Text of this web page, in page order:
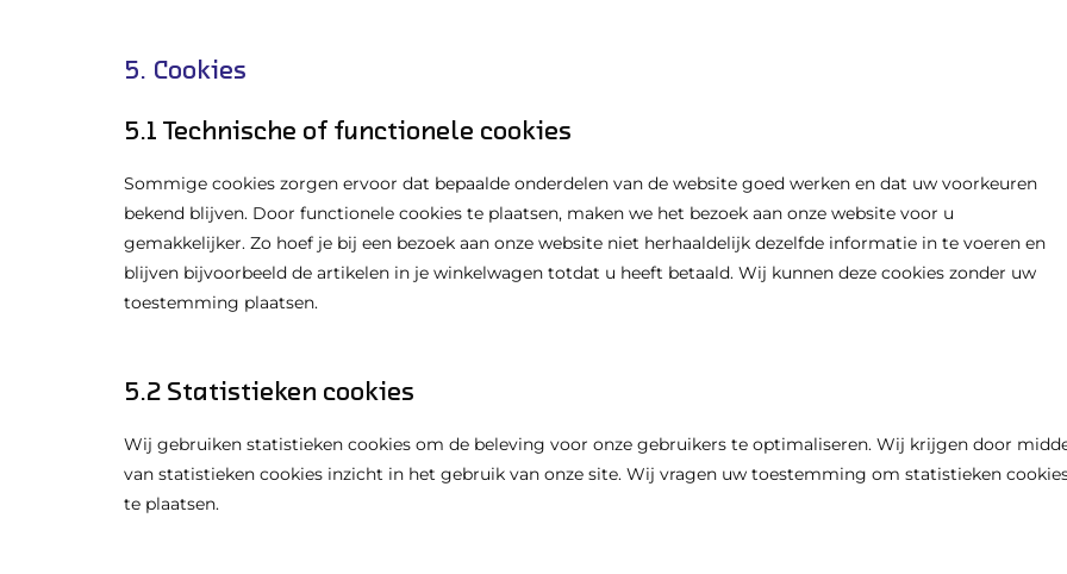
5. Cookies
5.1 Technische of functionele cookies
Sommige cookies zorgen ervoor dat bepaalde onderdelen van de website goed werken en dat uw voorkeuren
bekend blijven. Door functionele cookies te plaatsen, maken we het bezoek aan onze website voor u
gemakkelijker. Zo hoef je bij een bezoek aan onze website niet herhaaldelijk dezelfde informatie in te voeren en
blijven bijvoorbeeld de artikelen in je winkelwagen totdat u heeft betaald. Wij kunnen deze cookies zonder uw
toestemming plaatsen.
5.2 Statistieken cookies
Wij gebruiken statistieken cookies om de beleving voor onze gebruikers te optimaliseren. Wij krijgen door
van statistieken cookies inzicht in het gebruik van onze site. Wij vragen uw toestemming om statistieken
te plaatsen.